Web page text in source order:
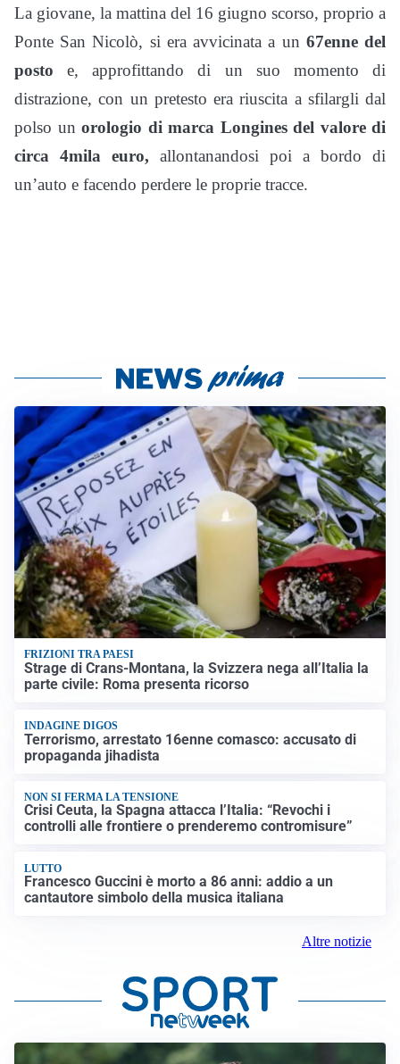
La giovane, la mattina del 16 giugno scorso, proprio a
Ponte San Nicolò, si era avvicinata a un 67enne del
posto e, approfittando di un suo momento di
distrazione, con un pretesto era riuscita a sfilargli dal
polso un orologio di marca Longines del valore di
circa 4mila euro, allontanandosi poi a bordo di
un’auto e facendo perdere le proprie tracce.
FRIZIONI TRA PAESI
Strage di Crans-Montana, la Svizzera nega all’Italia la
parte civile: Roma presenta ricorso
INDAGINE DIGOS
Terrorismo, arrestato 16enne comasco: accusato di
propaganda jihadista
NON SI FERMA LA TENSIONE
Crisi Ceuta, la Spagna attacca l’Italia: “Revochi i
controlli alle frontiere o prenderemo contromisure”
LUTTO
Francesco Guccini è morto a 86 anni: addio a un
cantautore simbolo della musica italiana
Altre notizie